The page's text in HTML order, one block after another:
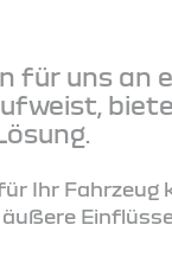
uns an
Ihr Fahrzeug